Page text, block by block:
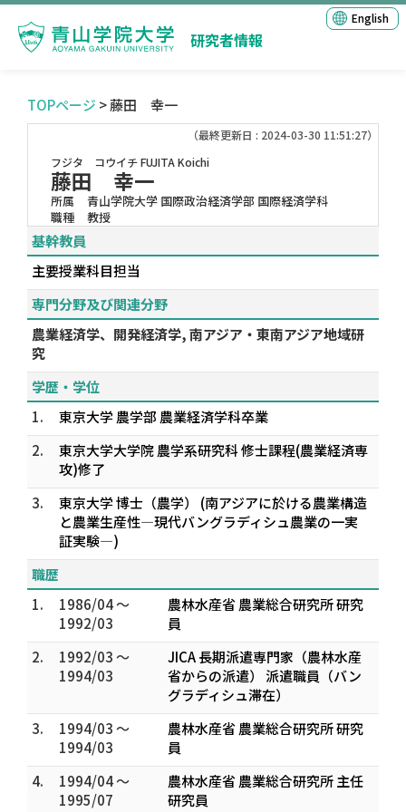
研究者情報
English
TOPページ > 藤田 幸一
（最終更新日 : 2024-03-30 11:51:27）
フジタ コウイチFUJITA Koichi
藤田 幸一
所属
青山学院大学 国際政治経済学部 国際経済学科
職種
教授
基幹教員
主要授業科目担当
専門分野及び関連分野
農業経済学、開発経済学, 南アジア・東南アジア地域研
究
学歴・学位
1.
東京大学 農学部 農業経済学科卒業
2.
東京大学大学院 農学系研究科 修士課程(農業経済専
攻)修了
3.
東京大学 博士（農学） (南アジアに於ける農業構造
と農業生産性―現代バングラディシュ農業の一実
証実験―)
職歴
1.
1986/04 ～
1992/03
農林水産省 農業総合研究所 研究
員
2.
1992/03 ～
1994/03
JICA 長期派遣専門家（農林水産
省からの派遣） 派遣職員（バン
グラディシュ滞在）
3.
1994/03 ～
1994/03
農林水産省 農業総合研究所 研究
員
4.
1994/04 ～
1995/07
農林水産省 農業総合研究所 主任
研究員